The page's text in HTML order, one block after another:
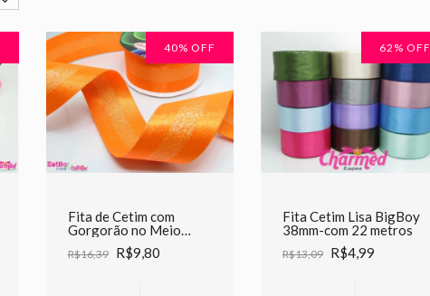
40% OFF
Fita de Cetim com
Gorgorão no Meio
Sinimbu 38mm
R$16,39 R$9,80
62 % OFF
Fita Cetim Lisa BigBoy
38mm-com 22 metros
R$13,09 R$4,99